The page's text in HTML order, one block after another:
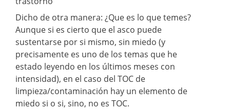
Dicho de otra manera: ¿Que es lo que temes?
Aunque si es cierto que el asco puede
sustentarse por si mismo, sin miedo (y
precisamente es uno de los temas que he
estado leyendo en los últimos meses con
intensidad), en el caso del TOC de
limpieza/contaminación hay un elemento de
miedo si o si, sino, no es TOC.